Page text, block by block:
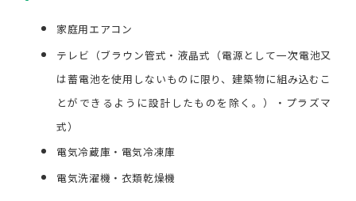
家庭用エアコン
テレビ（ブラウン管式・液晶式（電源として一次電池又
は蓄電池を使用しないものに限り、建築物に組み込むこ
とができるように設計したものを除く。）・プラズマ
式）
電気冷蔵庫・電気冷凍庫
電気洗濯機・衣類乾燥機